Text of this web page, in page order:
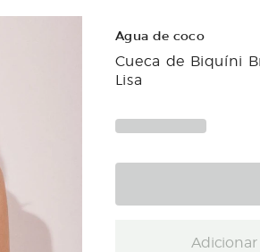
Agua de coco
Cueca de Biquíni
Lisa